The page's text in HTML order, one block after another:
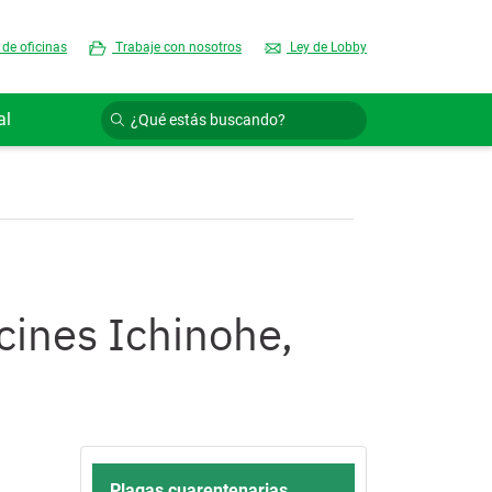
de oficinas Trabaje con nosotros Ley de Lobby
Ichinohe,